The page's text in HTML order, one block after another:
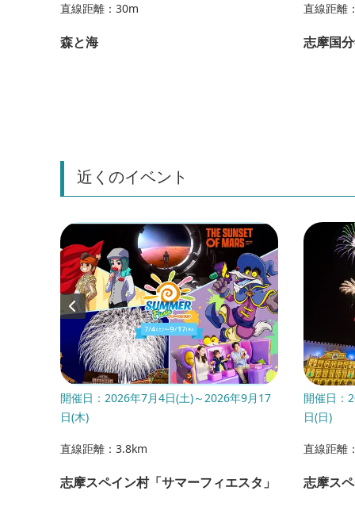
直線距離：30m
森と海
直線距離
志摩国
近くのイベント
開催日：2026年7月4日(土)～2026年9月17
日(木)
直線距離：3.8km
志摩スペイン村「サマーフィエスタ」
開催日：
日(日)
直線距離
志摩ス